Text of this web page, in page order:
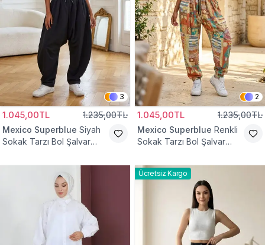
3
1.045,00TL 1.235,00TL
Mexico Superblue Siyah
Sokak Tarzı Bol Şalvar
2
1.045,00TL 1.235,00TL
Mexico Superblue Renkli
Sokak Tarzı Bol Şalvar
Ücretsiz Kargo